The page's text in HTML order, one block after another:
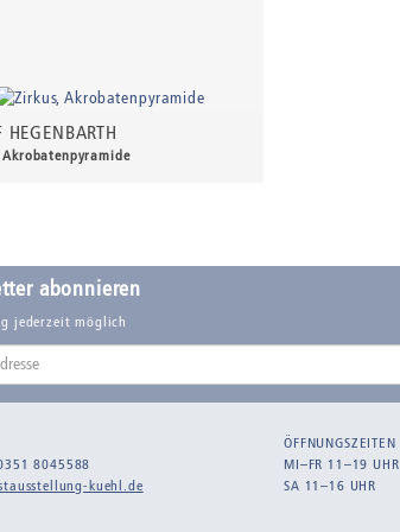
HEGENBARTH
Akrobatenpyramide
abonnieren
jederzeit möglich
8045588
kuehl.de
ÖFFNUNGSZEITEN
MI–FR 11–19 UHR
SA 11–16 UHR